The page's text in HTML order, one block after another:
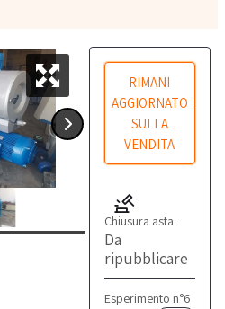
RIMANI
AGGIORNATO
SULLA
VENDITA
Chiusura asta:
Da
ripubblicare
Esperimento n°6